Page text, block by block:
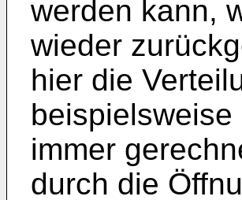
werden kann,
wieder
hier die
immer
durch die